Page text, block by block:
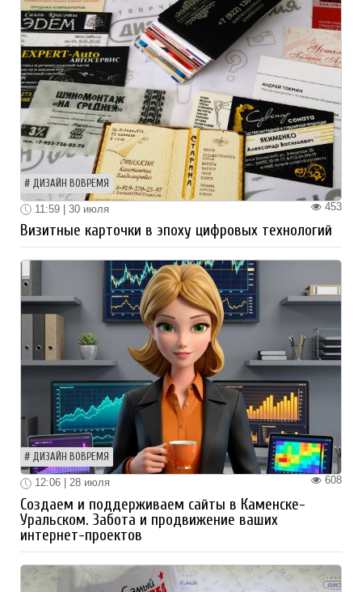
ДИЗАЙН ВОВРЕМЯ
453
11:59 | 30 июля
Визитные карточки в эпоху цифровых технологий
ДИЗАЙН ВОВРЕМЯ
608
12:06 | 28 июля
Создаем и поддерживаем сайты в Каменске-
Уральском. Забота и продвижение ваших
интернет-проектов